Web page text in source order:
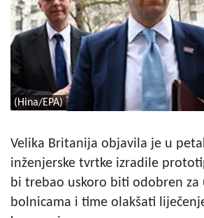
(Hina/EPA)
Velika Britanija objavila je u
inženjerske tvrtke izradile
bi trebao uskoro biti odobren
bolnicama i time olakšati